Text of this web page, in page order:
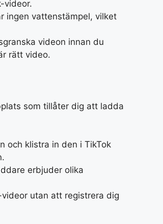
videor.
ingen vattenstämpel, vilket
videon innan du
rätt video.
som tillåter dig att ladda
och klistra in den i TikTok
erbjuder olika
utan att registrera dig